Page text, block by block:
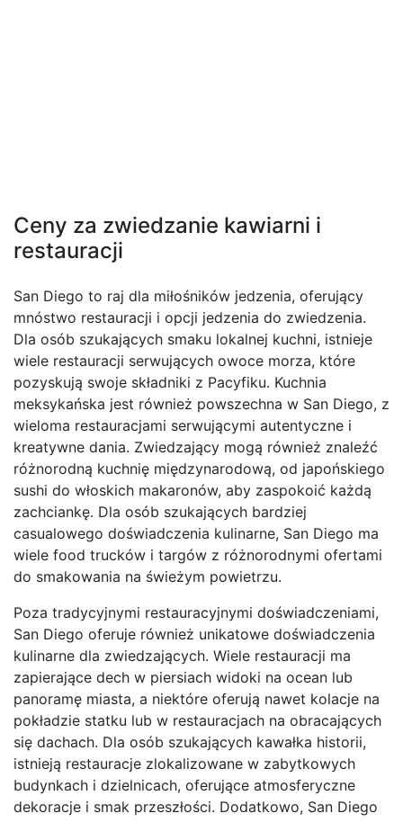
Ceny za zwiedzanie kawiarni i
restauracji
San Diego to raj dla miłośników jedzenia, oferujący
mnóstwo restauracji i opcji jedzenia do zwiedzenia.
Dla osób szukających smaku lokalnej kuchni, istnieje
wiele restauracji serwujących owoce morza, które
pozyskują swoje składniki z Pacyfiku. Kuchnia
meksykańska jest również powszechna w San Diego, z
wieloma restauracjami serwującymi autentyczne i
kreatywne dania. Zwiedzający mogą również znaleźć
różnorodną kuchnię międzynarodową, od japońskiego
sushi do włoskich makaronów, aby zaspokoić każdą
zachciankę. Dla osób szukających bardziej
casualowego doświadczenia kulinarne, San Diego ma
wiele food trucków i targów z różnorodnymi ofertami
do smakowania na świeżym powietrzu.
Poza tradycyjnymi restauracyjnymi doświadczeniami,
San Diego oferuje również unikatowe doświadczenia
kulinarne dla zwiedzających. Wiele restauracji ma
zapierające dech w piersiach widoki na ocean lub
panoramę miasta, a niektóre oferują nawet kolacje na
pokładzie statku lub w restauracjach na obracających
się dachach. Dla osób szukających kawałka historii,
istnieją restauracje zlokalizowane w zabytkowych
budynkach i dzielnicach, oferujące atmosferyczne
dekoracje i smak przeszłości. Dodatkowo, San Diego